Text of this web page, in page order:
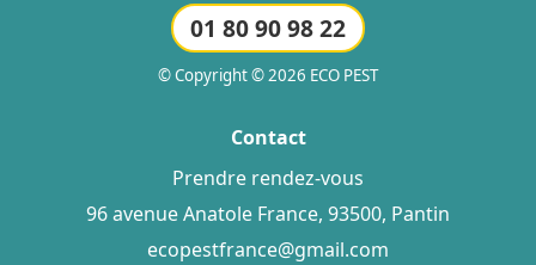
01 80 90 98 22
© Copyright © 2026 ECO PEST
Contact
Prendre rendez-vous
96 avenue Anatole France, 93500, Pantin
ecopestfrance@gmail.com